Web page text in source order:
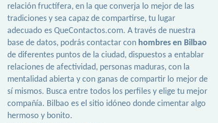
relación fructífera, en la que converja lo mejor de las
tradiciones y sea capaz de compartirse, tu lugar
adecuado es QueContactos.com. A través de nuestra
base de datos, podrás contactar con hombres en Bilbao
de diferentes puntos de la ciudad, dispuestos a entablar
relaciones de afectividad, personas maduras, con la
mentalidad abierta y con ganas de compartir lo mejor de
sí mismos. Busca entre todos los perfiles y elige tu mejor
compañía. Bilbao es el sitio idóneo donde cimentar algo
hermoso y bonito.